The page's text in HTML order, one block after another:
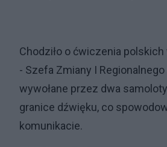
Chodziło o ćwiczenia
- Szefa Zmiany I
wywołane przez dwa
granice dźwięku, co
komunikacie.